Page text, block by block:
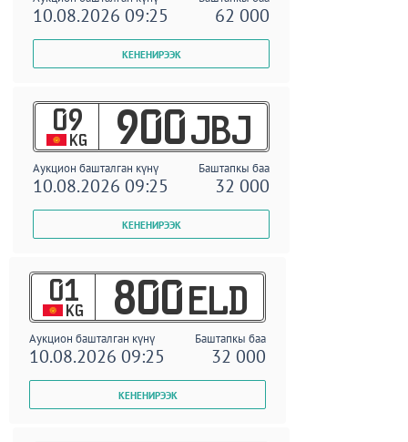
10.08.2026 09:25 62 000
09
KG 900 JBJ
Аукцион башталган күнү Баштапкы баа
10.08.2026 09:25 32 000
01
KG 800 ELD
Аукцион башталган күнү Баштапкы баа
10.08.2026 09:25 32 000